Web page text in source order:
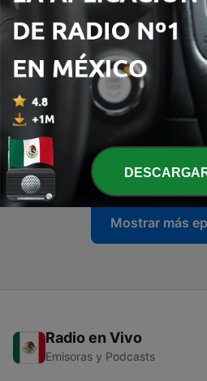
29 jul. 2026
34 - 34. Pensar en sistemas -
22 jul. 2026
33 - 33. Decide y apuesta - Annie
15 jul. 2026
32 - 32. Meditaciones - Marco
08 jul. 2026
Mostrar más
Radio en Vivo
Emisoras y Podcasts